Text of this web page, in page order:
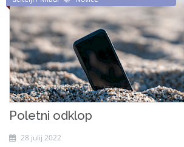
Poletni odklop
28 julij 2022